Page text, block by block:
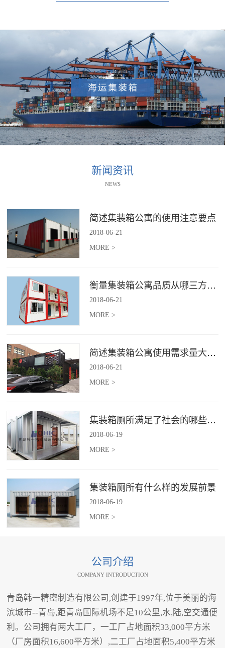
新闻资讯
NEWS
简述集装箱公寓的使用注意要点
2018-06-21
MORE >
衡量集装箱公寓品质从哪三方面入手？
2018-06-21
MORE >
简述集装箱公寓使用需求量大幅增加的原因
2018-06-21
MORE >
集装箱厕所满足了社会的哪些需求
2018-06-19
MORE >
集装箱厕所有什么样的发展前景
2018-06-19
MORE >
公司介绍
COMPANY INTRODUCTION
青岛韩一精密制造有限公司,创建于1997年,位于美丽的海
滨城市--青岛,距青岛国际机场不足10公里,水,陆,空交通便
利。公司拥有两大工厂，一工厂占地面积33,000平方米
（厂房面积16,600平方米）,二工厂占地面积5,400平方米